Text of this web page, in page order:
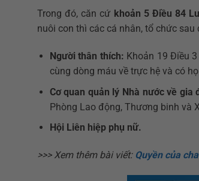
Trong đó, căn cứ khoản 5 Điều 84
nuôi con thì các cá nhân, tổ chức
Người thân thích: Khoản 19 Điều
cùng dòng máu về trực hệ và có
Cơ quan quản lý Nhà nước về gia
Phòng Lao động, Thương binh và
Hội Liên hiệp phụ nữ.
>>> Xem thêm bài viết: Quyền của